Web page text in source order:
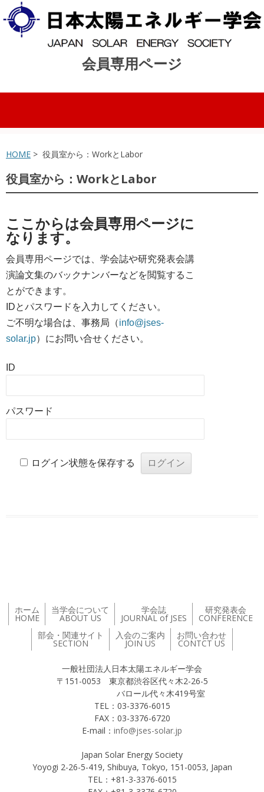
会員専用ページ
コンテンツへスキップ
HOME > 役員室から：WorkとLabor
役員室から：WorkとLabor
ここからは会員専用ページに
なります。
会員専用ページでは、学会誌や研究発表会講
演論文集のバックナンバーなどを閲覧するこ
とができます。
IDとパスワードを入力してください。
ご不明な場合は、事務局（info@jses-
solar.jp）にお問い合せください。
ID
パスワード
ログイン状態を保存する
ホーム
HOME
当学会について
ABOUT US
学会誌
JOURNAL of JSES
研究発表会
CONFERENCE
部会・関連サイト
SECTION
入会のご案内
JOIN US
お問い合わせ
CONTCT US
一般社団法人日本太陽エネルギー学会
〒151-0053 東京都渋谷区代々木2-26-5
バロール代々木419号室
TEL：03-3376-6015
FAX：03-3376-6720
E-mail： info@jses-solar.jp
Japan Solar Energy Society
Yoyogi 2-26-5-419, Shibuya, Tokyo, 151-0053, Japan
TEL：+81-3-3376-6015